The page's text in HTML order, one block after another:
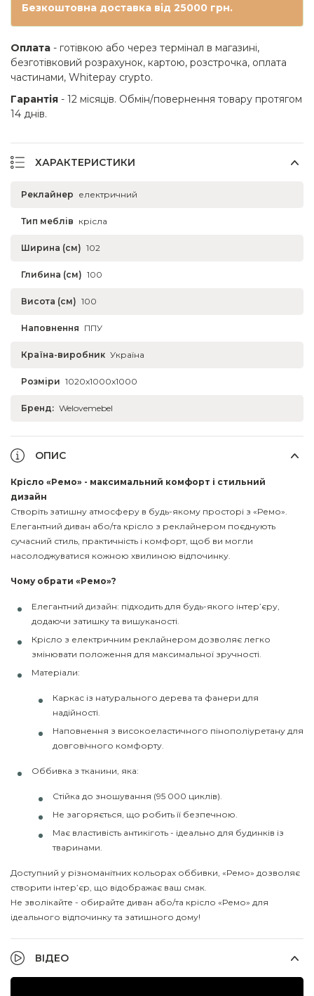
Безкоштовна доставка від 25000 грн.
Оплата - готівкою або через термінал в магазині,
безготівковий розрахунок, картою, розстрочка, оплата
частинами, Whitepay crypto.
Гарантія - 12 місяців. Обмін/повернення товару протягом
14 днів.
ХАРАКТЕРИСТИКИ
Реклайнер електричний
Тип меблів крісла
Ширина (см) 102
Глибина (см) 100
Висота (см) 100
Наповнення ППУ
Країна-виробник Україна
Розміри 1020x1000x1000
Бренд: Welovemebel
ОПИС
Крісло «Ремо» - максимальний комфорт і стильний
дизайн
Створіть затишну атмосферу в будь-якому просторі з «Ремо».
Елегантний диван або/та крісло з реклайнером поєднують
сучасний стиль, практичність і комфорт, щоб ви могли
насолоджуватися кожною хвилиною відпочинку.
Чому обрати «Ремо»?
Елегантний дизайн: підходить для будь-якого інтер’єру,
додаючи затишку та вишуканості.
Крісло з електричним реклайнером дозволяє легко
змінювати положення для максимальної зручності.
Матеріали:
Каркас із натурального дерева та фанери для
надійності.
Наповнення з високоеластичного пінополіуретану для
довговічного комфорту.
Оббивка з тканини, яка:
Стійка до зношування (95 000 циклів).
Не загоряється, що робить її безпечною.
Має властивість антикіготь - ідеально для будинків із
тваринами.
Доступний у різноманітних кольорах оббивки, «Ремо» дозволяє
створити інтер’єр, що відображає ваш смак.
Не зволікайте - обирайте диван або/та крісло «Ремо» для
ідеального відпочинку та затишного дому!
ВІДЕО